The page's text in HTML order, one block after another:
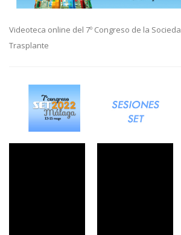
Videoteca online del 7º Congreso de la
Trasplante